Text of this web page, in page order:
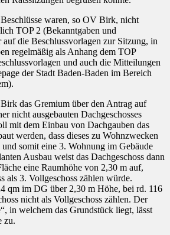
waren, so OV Birk, nicht
TOP 2 (Bekanntgaben und
die Beschlussvorlagen zur Sitzung, in
regelmäßig als Anhang dem TOP
und auch die Mitteilungen
der Stadt Baden-Baden im Bereich
das Gremium über den Antrag auf
nicht ausgebauten Dachgeschosses
mit dem Einbau von Dachgauben das
werden, dass dieses zu Wohnzwecken
somit eine 3. Wohnung im Gebäude
Ausbau weist das Dachgeschoss dann
eine Raumhöhe von 2,30 m auf,
als 3. Vollgeschoss zählen würde.
qm im DG über 2,30 m Höhe, bei rd. 116
nicht als Vollgeschoss zählen. Der
in welchem das Grundstück liegt, lässt
zu.